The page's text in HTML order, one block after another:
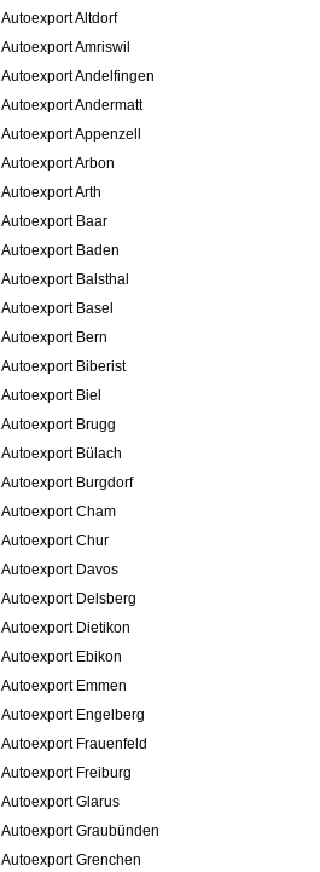
Autoexport Altdorf
Autoexport Amriswil
Autoexport Andelfingen
Autoexport Andermatt
Autoexport Appenzell
Autoexport Arbon
Autoexport Arth
Autoexport Baar
Autoexport Baden
Autoexport Balsthal
Autoexport Basel
Autoexport Bern
Autoexport Biberist
Autoexport Biel
Autoexport Brugg
Autoexport Bülach
Autoexport Burgdorf
Autoexport Cham
Autoexport Chur
Autoexport Davos
Autoexport Delsberg
Autoexport Dietikon
Autoexport Ebikon
Autoexport Emmen
Autoexport Engelberg
Autoexport Frauenfeld
Autoexport Freiburg
Autoexport Glarus
Autoexport Graubünden
Autoexport Grenchen